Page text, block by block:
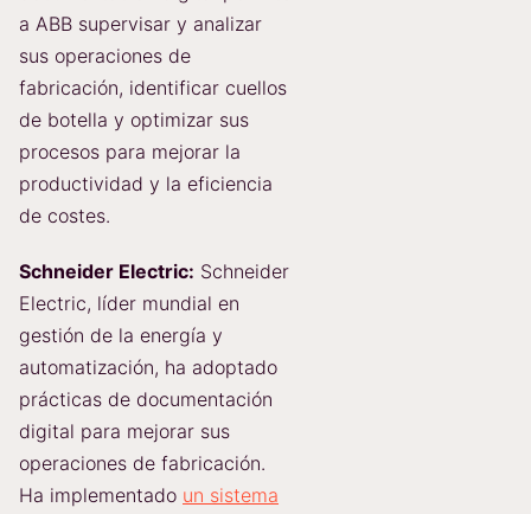
a ABB supervisar y analizar
sus operaciones de
fabricación, identificar cuellos
de botella y optimizar sus
procesos para mejorar la
productividad y la eficiencia
de costes.
Schneider Electric: Schneider
Electric, líder mundial en
gestión de la energía y
automatización, ha adoptado
prácticas de documentación
digital para mejorar sus
operaciones de fabricación.
Ha implementado un sistema